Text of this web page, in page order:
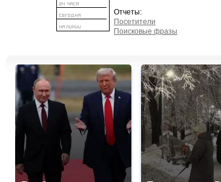
Отчеты:
Посетители
Поисковые фразы